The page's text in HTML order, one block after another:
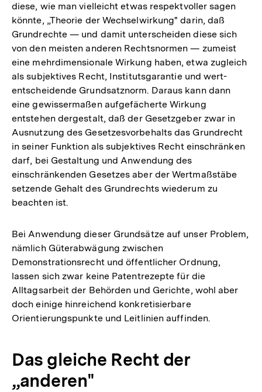
diese, wie man vielleicht etwas respektvoller sagen
könnte, „Theorie der Wechselwirkung" darin, daß
Grundrechte — und damit unterscheiden diese sich
von den meisten anderen Rechtsnormen — zumeist
eine mehrdimensionale Wirkung haben, etwa zugleich
als subjektives Recht, Institutsgarantie und wert-
entscheidende Grundsatznorm. Daraus kann dann
eine gewissermaßen aufgefächerte Wirkung
entstehen dergestalt, daß der Gesetzgeber zwar in
Ausnutzung des Gesetzesvorbehalts das Grundrecht
in seiner Funktion als subjektives Recht einschränken
darf, bei Gestaltung und Anwendung des
einschränkenden Gesetzes aber der Wertmaßstäbe
setzende Gehalt des Grundrechts wiederum zu
beachten ist.
Bei Anwendung dieser Grundsätze auf unser Problem,
nämlich Güterabwägung zwischen
Demonstrationsrecht und öffentlicher Ordnung,
lassen sich zwar keine Patentrezepte für die
Alltagsarbeit der Behörden und Gerichte, wohl aber
doch einige hinreichend konkretisierbare
Orientierungspunkte und Leitlinien auffinden.
Das gleiche Recht der
„anderen"